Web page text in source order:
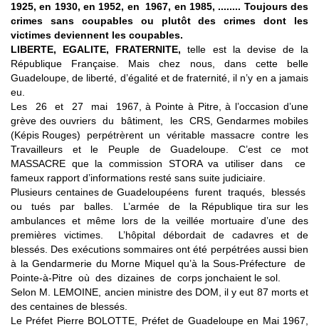
1925, en 1930, en 1952, en 1967, en 1985, ........ Toujours des
crimes sans coupables ou plutôt des crimes dont les
victimes deviennent les coupables.
LIBERTE, EGALITE, FRATERNITE, telle est la devise de la
République Française. Mais chez nous, dans cette belle
Guadeloupe, de liberté, d’égalité et de fraternité, il n’y en a jamais
eu.
Les 26 et 27 mai 1967, à Pointe à Pitre, à l’occasion d’une
grève des ouvriers du bâtiment, les CRS, Gendarmes mobiles
(Képis Rouges) perpétrèrent un véritable massacre contre les
Travailleurs et le Peuple de Guadeloupe. C’est ce mot
MASSACRE que la commission STORA va utiliser dans ce
fameux rapport d’informations resté sans suite judiciaire.
Plusieurs centaines de Guadeloupéens furent traqués, blessés
ou tués par balles. L’armée de la République tira sur les
ambulances et même lors de la veillée mortuaire d’une des
premières victimes. L’hôpital débordait de cadavres et de
blessés. Des exécutions sommaires ont été perpétrées aussi bien
à la Gendarmerie du Morne Miquel qu’à la Sous-Préfecture de
Pointe-à-Pitre où des dizaines de corps jonchaient le sol.
Selon M. LEMOINE, ancien ministre des DOM, il y eut 87 morts et
des centaines de blessés.
Le Préfet Pierre BOLOTTE, Préfet de Guadeloupe en Mai 1967,